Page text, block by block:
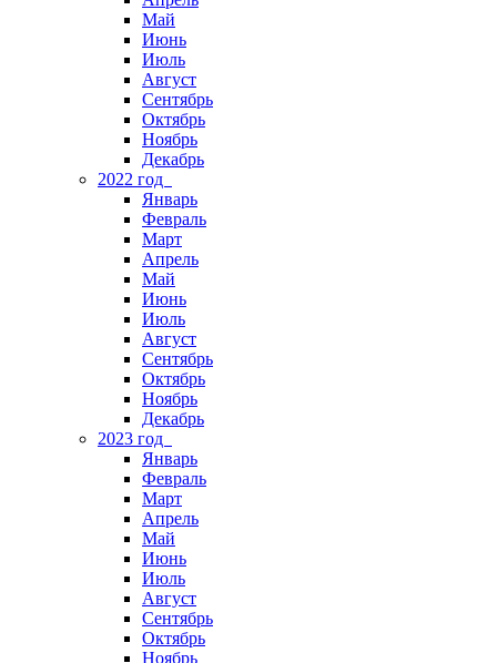
Май
Июнь
Июль
Август
Сентябрь
Октябрь
Ноябрь
Декабрь
2022 год
Январь
Февраль
Март
Апрель
Май
Июнь
Июль
Август
Сентябрь
Октябрь
Ноябрь
Декабрь
2023 год
Январь
Февраль
Март
Апрель
Май
Июнь
Июль
Август
Сентябрь
Октябрь
Ноябрь